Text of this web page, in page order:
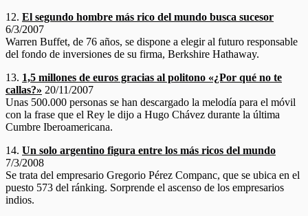
12. El segundo hombre más rico del mundo busca sucesor
6/3/2007
Warren Buffet, de 76 años, se dispone a elegir al futuro responsable
del fondo de inversiones de su firma, Berkshire Hathaway.
13. 1,5 millones de euros gracias al politono «¿Por qué no te
callas?» 20/11/2007
Unas 500.000 personas se han descargado la melodía para el móvil
con la frase que el Rey le dijo a Hugo Chávez durante la última
Cumbre Iberoamericana.
14. Un solo argentino figura entre los más ricos del mundo
7/3/2008
Se trata del empresario Gregorio Pérez Companc, que se ubica en el
puesto 573 del ránking. Sorprende el ascenso de los empresarios
indios.